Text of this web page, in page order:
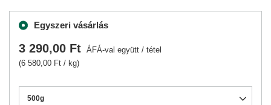
Egyszeri vásárlás
500g
3 290,00 Ft ÁFÁ-val együtt / tétel
(6 580,00 Ft / kg)